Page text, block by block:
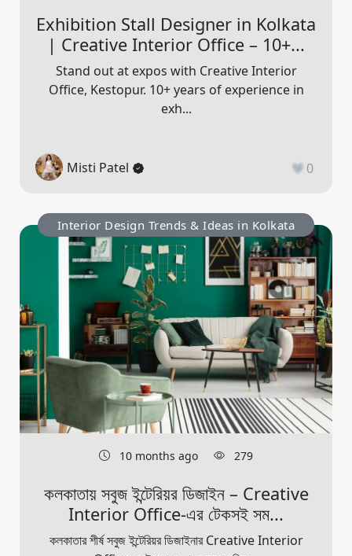
Exhibition Stall Designer in Kolkata
| Creative Interior Office – 10+...
Stand out at expos with Creative Interior
Office, Kestopur. 10+ years of experience in
exh...
Misti Patel 0
Interior Design Trends & Ideas in Kolkata
10 months ago 279
কলকাতায় সবুজ ইন্টেরিয়র ডিজাইন – Creative
Interior Office-এর টেকসই সম...
কলকাতার শীর্ষ সবুজ ইন্টেরিয়র ডিজাইনার Creative Interior